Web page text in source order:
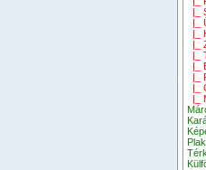
|_
|_
|_
|_
|_
|_
|_
|_
|_